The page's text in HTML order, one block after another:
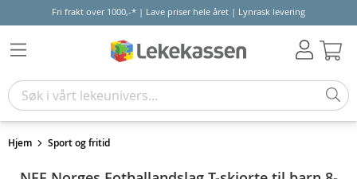
Fri frakt over 1000,-* | Lave priser hele året | Lynrask levering
Hjem Sport og fritid